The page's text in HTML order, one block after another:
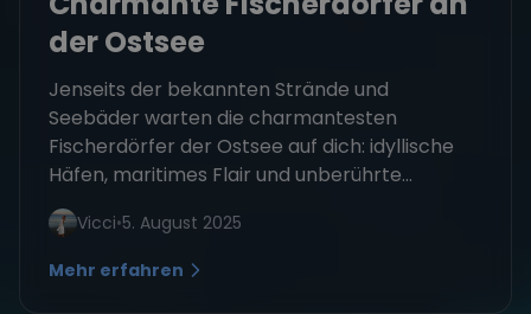
der Ostsee
Jenseits der bekannten Strände und
Seebäder warten die charmantesten
Fischerdörfer der Ostsee auf dich: idyllische
Häfen, maritimes Flair und unberührte...
Vicci•5. August 2025
Mehr erfahren